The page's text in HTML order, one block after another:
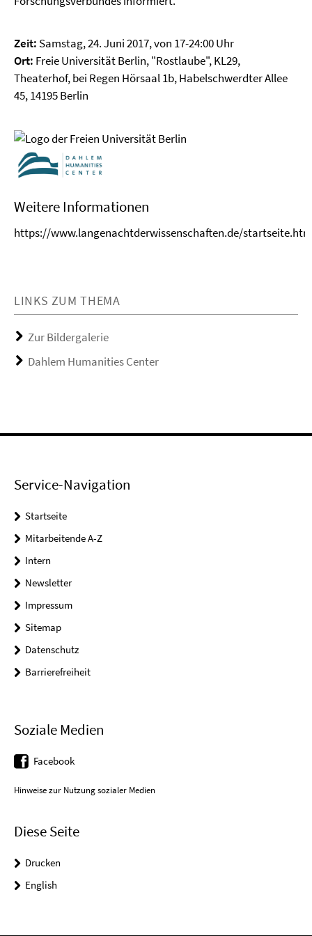
Zeit: Samstag, 24. Juni 2017, von 17-24:00 Uhr
Ort: Freie Universität Berlin, "Rostlaube", KL29,
Theaterhof, bei Regen Hörsaal 1b, Habelschwerdter Allee
45, 14195 Berlin
Weitere Informationen
https://www.langenachtderwissenschaften.de/
LINKS ZUM THEMA
Zur Bildergalerie
Dahlem Humanities Center
Service-Navigation
Startseite
Mitarbeitende A-Z
Intern
Newsletter
Impressum
Sitemap
Datenschutz
Barrierefreiheit
Soziale Medien
Facebook
Hinweise zur Nutzung sozialer Medien
Diese Seite
Drucken
English